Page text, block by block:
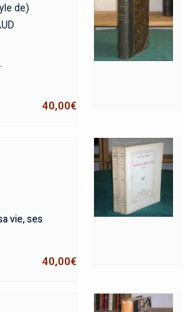
de)
40,00€
vie, ses
40,00€